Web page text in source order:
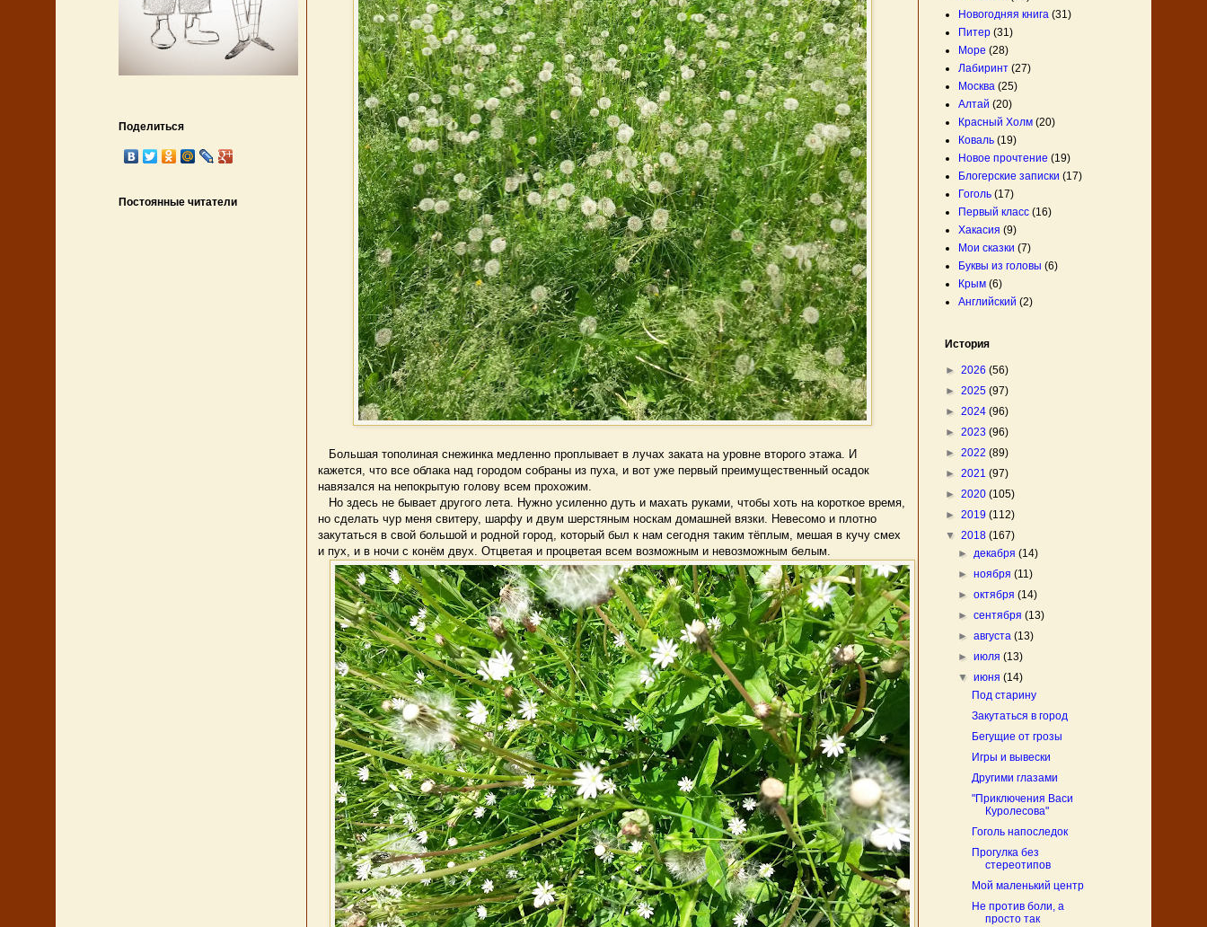
Большая тополиная снежинка медленно проплывает в лучах заката на уровне второго этажа. И
кажется, что все облака над городом собраны из пуха, и вот уже первый преимущественный осадок
навязался на непокрытую голову всем прохожим.
Но здесь не бывает другого лета. Нужно усиленно дуть и махать руками, чтобы хоть на короткое время,
но сделать чур меня свитеру, шарфу и двум шерстяным носкам домашней вязки. Невесомо и плотно
закутаться в свой большой и родной город, который был к нам сегодня таким тёплым, мешая в кучу смех
и пух, и в ночи с конём двух. Отцветая и процветая всем возможным и невозможным белым.
Поделиться
Постоянные читатели
Новогодняя книга (31)
Питер (31)
Море (28)
Лабиринт (27)
Москва (25)
Алтай (20)
Красный Холм (20)
Коваль (19)
Новое прочтение (19)
Блогерские записки (17)
Гоголь (17)
Первый класс (16)
Хакасия (9)
Мои сказки (7)
Буквы из головы (6)
Крым (6)
Английский (2)
История
► 2026 (56)
► 2025 (97)
► 2024 (96)
► 2023 (96)
► 2022 (89)
► 2021 (97)
► 2020 (105)
► 2019 (112)
▼ 2018 (167)
►декабря(14)
►ноября(11)
►октября(14)
►сентября(13)
►августа(13)
►июля(13)
▼июня(14)
Под старину
Закутаться в город
Бегущие от грозы
Игры и вывески
Другими глазами
"Приключения Васи
Куролесова"
Гоголь напоследок
Прогулка без
стереотипов
Мой маленький центр
Не против боли, а
просто так